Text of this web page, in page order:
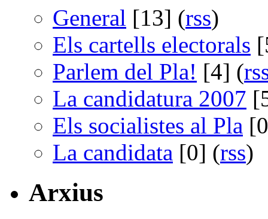
General [13] (rss)
Els cartells electorals
Parlem del Pla! [4] (
La candidatura 2007
Els socialistes al Pla
La candidata [0] (rss)
Arxius